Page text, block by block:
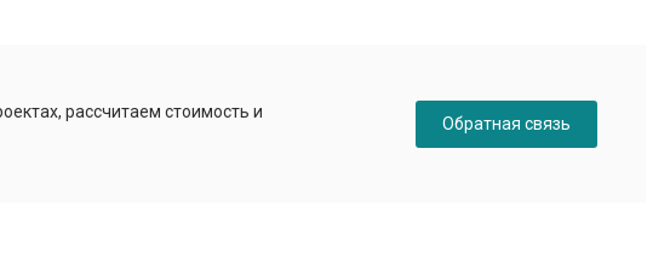
рассчитаем стоимость и
Обратная связь